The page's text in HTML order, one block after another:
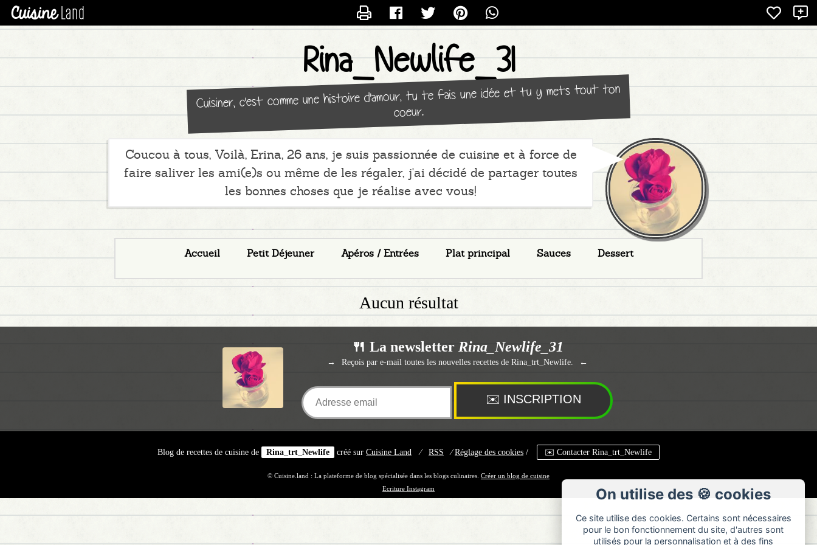
Rina_Newlife_31
Cuisiner, c'est comme une histoire d'amour, tu te fais une idée et tu y mets tout ton
coeur.
Coucou à tous, Voilà, Erina, 26 ans, je suis passionnée de cuisine et à force de
faire saliver les ami(e)s ou même de les régaler, j'ai décidé de partager toutes
les bonnes choses que je réalise avec vous!
Accueil Petit Déjeuner Apéros / Entrées Plat principal Sauces Dessert
Aucun résultat
On utilise des 🍪 cookies
Ce site utilise des cookies. Certains sont nécessaires
pour le bon fonctionnement du site, d'autres sont
utilisés pour la personnalisation et à des fins
🍴 La newsletter Rina_Newlife_31
Reçois par e-mail toutes les nouvelles recettes de Rina_trt_Newlife.
Blog de recettes de cuisine de Rina_trt_Newlife créé sur Cuisine Land ⁄ RSS ⁄Réglage des cookies / ✉️ Contacter Rina_trt_Newlife
© Cuisine.land : La plateforme de blog spécialisée dans les blogs culinaires. Créer un blog de cuisine
Ecriture Instagram
X
CONTACTER
RINA_TRT_NEWLIFE